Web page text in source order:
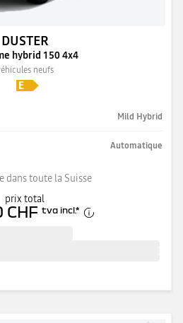
DUSTER
hybrid 150 4x4
neufs
Mild Hybrid
Automatique
dans toute la Suisse
prix total
CHF tva incl.*